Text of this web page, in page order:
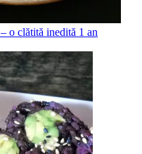
o clătită inedită 1 an